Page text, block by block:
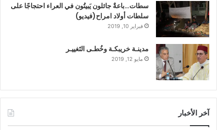
سطات…باعةٌ جائلون يَبيتُون في العراء احتجاجًا على
سلطات أولاد امراح(فيديو)
فبراير 10, 2019
مدينـة خريبكـة وخُطـى التَغييـر
مايو 12, 2019
آخر الأخبار